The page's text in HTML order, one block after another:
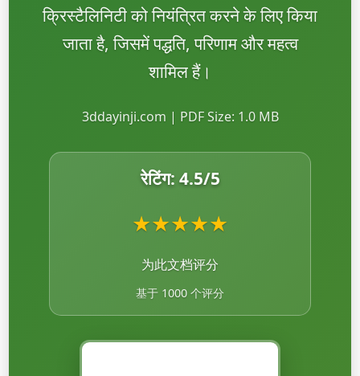
क्रिस्टैलिनिटी को नियंत्रित करने के लिए किया
जाता है, जिसमें पद्धति, परिणाम और महत्व
शामिल हैं।
3ddayinji.com | PDF Size: 1.0 MB
रेटिंग: 4.5/5
★★★★★
为此文档评分
基于 1000 个评分